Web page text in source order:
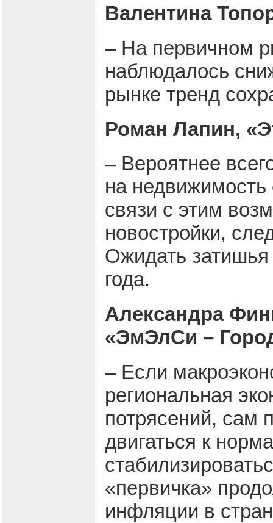
Валентина
– На первичном
наблюдалось
рынке тренд
Роман Лапин,
– Вероятнее
на недвижимость
связи с этим
новостройки,
Ожидать
года.
Александра
«ЭмЭлСи –
– Если
региональная
потрясений, сам
двигаться к
«первичка»
инфляции в